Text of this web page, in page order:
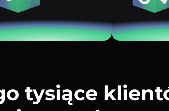
tysiące